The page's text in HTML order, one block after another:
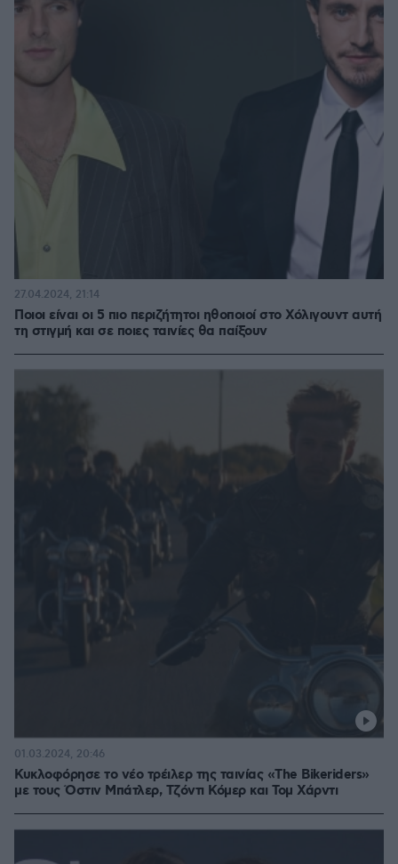
Ποιοι είναι οι 5 πιο περιζήτητοι ηθοποιοί στο Χόλιγουντ αυτή
τη στιγμή και σε ποιες ταινίες θα παίξουν
27.04.2024, 21:14
Κυκλοφόρησε το νέο τρέιλερ της ταινίας «The Bikeriders»
με τους Όστιν Μπάτλερ, Τζόντι Κόμερ και Τομ Χάρντι
01.03.2024, 20:46